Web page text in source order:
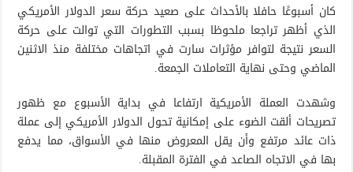
كان أسبوعًا حافلا بالأحداث على صعيد حركة سعر الدولار الأمريكي
الذي أظهر تراجعا ملحوظا بسبب التطورات التي توالت على حركة
السعر نتيجة لتوافر مؤثرات سارت في اتجاهات مختلفة منذ الاثنين
الماضي وحتى نهاية التعاملات الجمعة.
وشهدت العملة الأمريكية ارتفاعا في بداية الأسبوع مع ظهور
تصريحات ألقت الضوء على إمكانية تحول الدولار الأمريكي إلى عملة
ذات عائد مرتفع وأن يقل المعروض منها في الأسواق، مما يدفع
بها في الاتجاه الصاعد في الفترة المقبلة.